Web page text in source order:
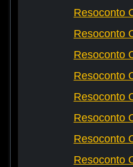
Resoconto
Resoconto
Resoconto
Resoconto
Resoconto
Resoconto
Resoconto
Resoconto